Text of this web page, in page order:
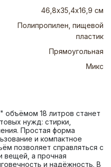
46,8х35,4х16,9 см
Полипропилен, пищевой
пластик
Прямоугольная
Микс
объёмом 18 литров станет
нужд: стирки,
Простая форма
и компактное
позволяет справляться с
вещей, а прочная
и надёжность. В